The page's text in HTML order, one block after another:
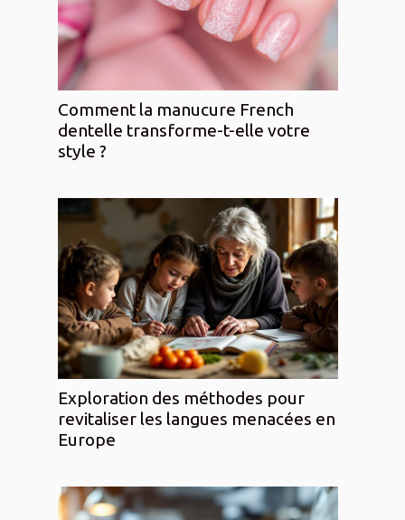
Comment la manucure French
dentelle transforme-t-elle votre
style ?
Exploration des méthodes pour
revitaliser les langues menacées en
Europe